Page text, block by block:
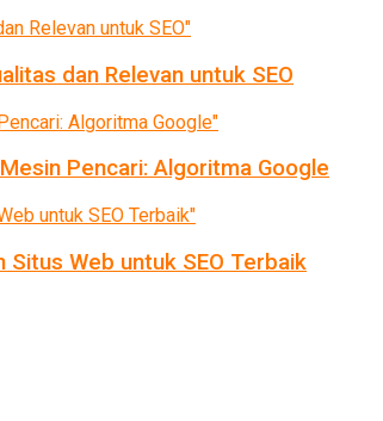
dan Relevan untuk SEO
Pencari: Algoritma Google
Situs Web untuk SEO Terbaik